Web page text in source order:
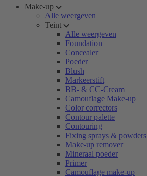
Make-up
Alle weergeven
Teint
Alle weergeven
Foundation
Concealer
Poeder
Blush
Markeerstift
BB- & CC-Cream
Camouflage Make-up
Color correctors
Contour palette
Contouring
Fixing sprays & powders
Make-up remover
Mineraal poeder
Primer
Camouflage make-up